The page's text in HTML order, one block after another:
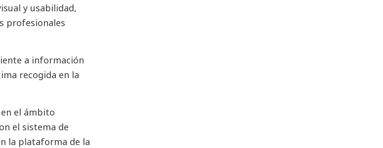
y usabilidad,
profesionales
a información
recogida en la
el ámbito
el sistema de
la plataforma de la